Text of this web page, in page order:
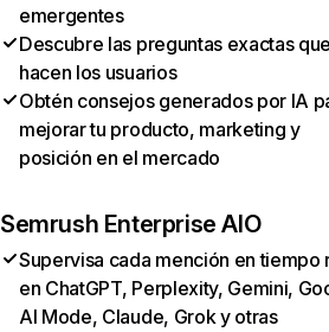
emergentes
Descubre las preguntas exactas
hacen los usuarios
Obtén consejos generados por IA
mejorar tu producto, marketing y
posición en el mercado
Semrush Enterprise AIO
Supervisa cada mención en tiempo
en ChatGPT, Perplexity, Gemini,
AI Mode, Claude, Grok y otras